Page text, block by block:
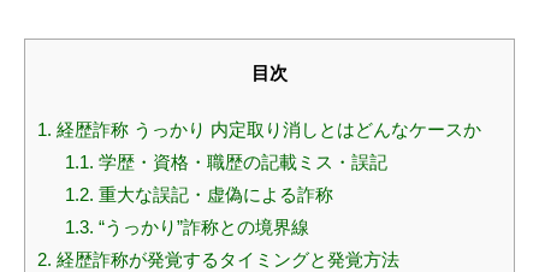
目次
1. 経歴詐称 うっかり 内定取り消しとはどんなケースか
1.1. 学歴・資格・職歴の記載ミス・誤記
1.2. 重大な誤記・虚偽による詐称
1.3. “うっかり”詐称との境界線
2. 経歴詐称が発覚するタイミングと発覚方法